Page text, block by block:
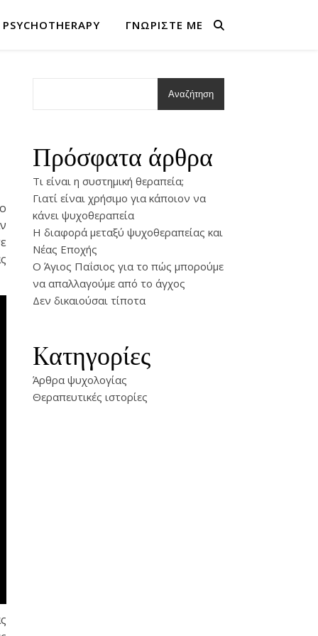
ΓΝΩΡΊΣΤΕ ΜΕ
Αναζήτηση
Πρόσφατα άρθρα
Τι είναι η συστημική θεραπεία;
Γιατί είναι χρήσιμο για κάποιον να
κάνει ψυχοθεραπεία
Η διαφορά μεταξύ ψυχοθεραπείας και
Νέας Εποχής
O Άγιος Παΐσιος για το πώς μπορούμε
να απαλλαγούμε από το άγχος
Δεν δικαιούσαι τίποτα
Kατηγορίες
Άρθρα ψυχολογίας
Θεραπευτικές ιστορίες